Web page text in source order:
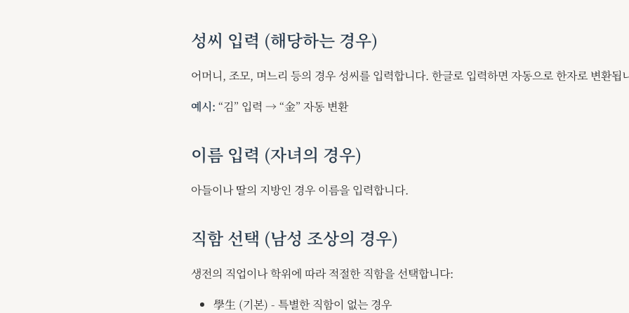
성씨 입력 (해당하는 경우)
어머니, 조모, 며느리 등의 경우 성씨를 입력합니다. 한글로 입력하면 자동으로 한자로 변환됩
예시: “김” 입력 → “金” 자동 변환
이름 입력 (자녀의 경우)
아들이나 딸의 지방인 경우 이름을 입력합니다.
직함 선택 (남성 조상의 경우)
생전의 직업이나 학위에 따라 적절한 직함을 선택합니다:
學生 (기본) - 특별한 직함이 없는 경우